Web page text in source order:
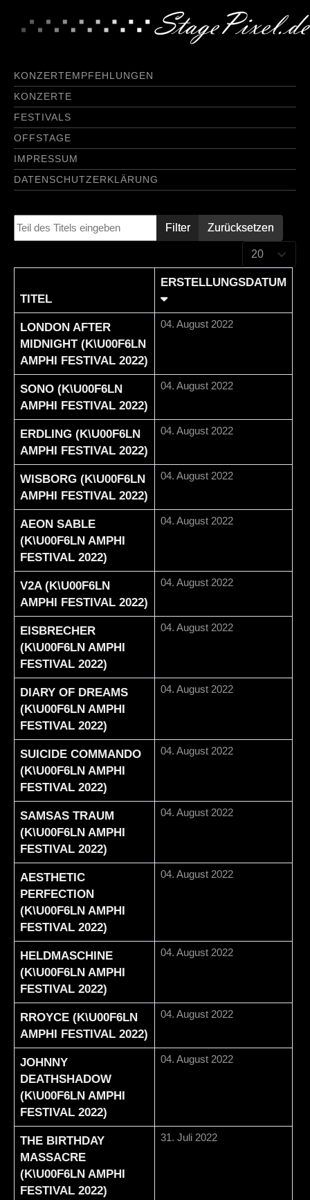
KONZERTEMPFEHLUNGEN
KONZERTE
FESTIVALS
OFFSTAGE
IMPRESSUM
DATENSCHUTZERKLÄRUNG
Teil des Titels eingeben
Filter
Zurücksetzen
Anzeige #
TITEL
ERSTELLUNGSDATUM
LONDON AFTER
MIDNIGHT (K\U00F6LN
AMPHI FESTIVAL 2022)
04. August 2022
SONO (K\U00F6LN
AMPHI FESTIVAL 2022)
04. August 2022
ERDLING (K\U00F6LN
AMPHI FESTIVAL 2022)
04. August 2022
WISBORG (K\U00F6LN
AMPHI FESTIVAL 2022)
04. August 2022
AEON SABLE
(K\U00F6LN AMPHI
FESTIVAL 2022)
04. August 2022
V2A (K\U00F6LN
AMPHI FESTIVAL 2022)
04. August 2022
EISBRECHER
(K\U00F6LN AMPHI
FESTIVAL 2022)
04. August 2022
DIARY OF DREAMS
(K\U00F6LN AMPHI
FESTIVAL 2022)
04. August 2022
SUICIDE COMMANDO
(K\U00F6LN AMPHI
FESTIVAL 2022)
04. August 2022
SAMSAS TRAUM
(K\U00F6LN AMPHI
FESTIVAL 2022)
04. August 2022
AESTHETIC
PERFECTION
(K\U00F6LN AMPHI
FESTIVAL 2022)
04. August 2022
HELDMASCHINE
(K\U00F6LN AMPHI
FESTIVAL 2022)
04. August 2022
RROYCE (K\U00F6LN
AMPHI FESTIVAL 2022)
04. August 2022
JOHNNY
DEATHSHADOW
(K\U00F6LN AMPHI
FESTIVAL 2022)
04. August 2022
THE BIRTHDAY
MASSACRE
(K\U00F6LN AMPHI
FESTIVAL 2022)
31. Juli 2022